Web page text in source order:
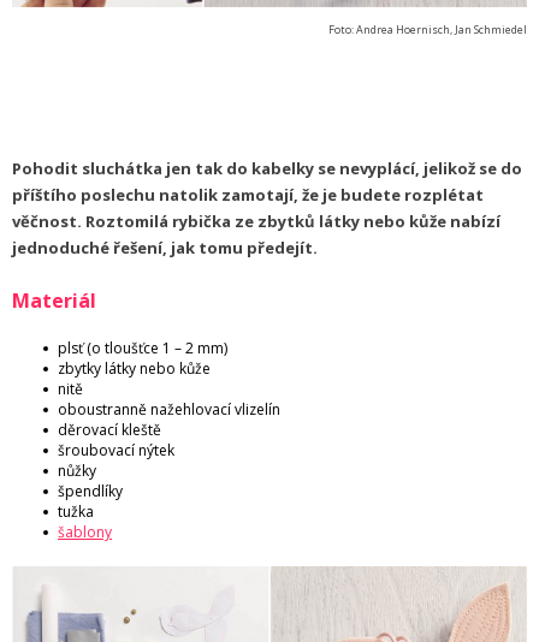
Foto: Andrea Hoernisch, Jan Schmiedel
Pohodit sluchátka jen tak do kabelky se nevyplácí, jelikož se do
příštího poslechu natolik zamotají, že je budete rozplétat
věčnost. Roztomilá rybička ze zbytků látky nebo kůže nabízí
jednoduché řešení, jak tomu předejít.
Materiál
plsť (o tloušťce 1 – 2 mm)
zbytky látky nebo kůže
nitě
oboustranně nažehlovací vlizelín
děrovací kleště
šroubovací nýtek
nůžky
špendlíky
tužka
šablony